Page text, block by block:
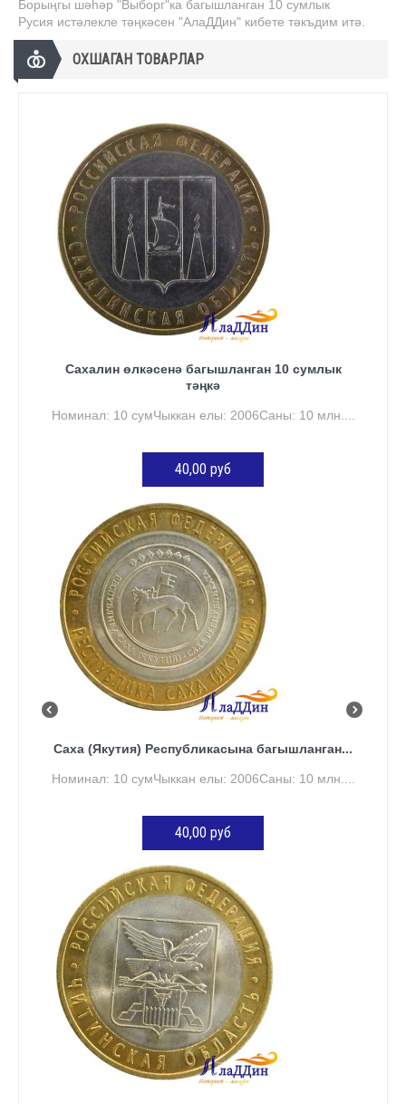
Борыңгы шәһәр "Выборг"ка багышланган 10 сумлык
Русия истәлекле тәңкәсен "АлаДДин" кибете тәкъдим итә.
ОХШАГАН ТОВАРЛАР
Сахалин өлкәсенә багышланган 10 сумлык
тәңкә
Номинал: 10 сумЧыккан елы: 2006Саны: 10 млн....
40,00 руб
КӘРҖИНГӘ ӨСТӘҮ
Саха (Якутия) Республикасына багышланган...
Номинал: 10 сумЧыккан елы: 2006Саны: 10 млн....
40,00 руб
КӘРҖИНГӘ ӨСТӘҮ